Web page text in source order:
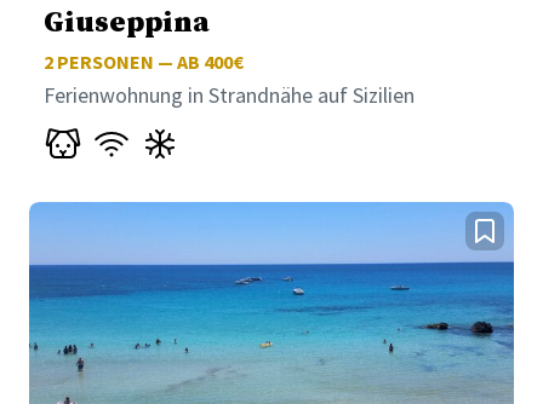
Giuseppina
2 PERSONEN — AB 400€
Ferienwohnung in Strandnähe auf Sizilien